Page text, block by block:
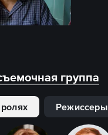
группа
Режиссеры